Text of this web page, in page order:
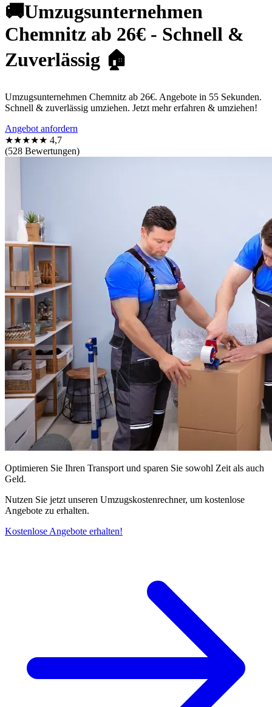
🚚Umzugsunternehmen
Chemnitz ab 26€ - Schnell &
Zuverlässig 🏠
Umzugsunternehmen Chemnitz ab 26€. Angebote in 55 Sekunden.
Schnell & zuverlässig umziehen. Jetzt mehr erfahren & umziehen!
Angebot anfordern
★★★★★ 4,7
(528 Bewertungen)
Optimieren Sie Ihren Transport und sparen Sie sowohl Zeit als auch
Geld.
Nutzen Sie jetzt unseren Umzugskostenrechner, um kostenlose
Angebote zu erhalten.
Kostenlose Angebote erhalten!